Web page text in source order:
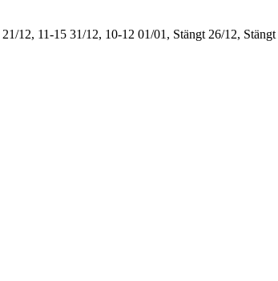
21/12, 11-15 31/12, 10-12 01/01, Stängt 26/12, Stängt